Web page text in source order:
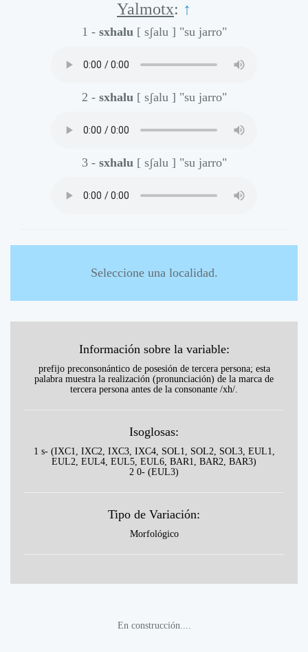
Yalmotx: ↑
1 - sxhalu [ sʃalu ] "su jarro"
2 - sxhalu [ sʃalu ] "su jarro"
3 - sxhalu [ sʃalu ] "su jarro"
Seleccione una localidad.
Información sobre la variable:
prefijo preconsonántico de posesión de tercera persona; esta
palabra muestra la realización (pronunciación) de la marca de
tercera persona antes de la consonante /xh/.
Isoglosas:
1 s- (IXC1, IXC2, IXC3, IXC4, SOL1, SOL2, SOL3, EUL1,
EUL2, EUL4, EUL5, EUL6, BAR1, BAR2, BAR3)
2 0- (EUL3)
Tipo de Variación:
Morfológico
En construcción....